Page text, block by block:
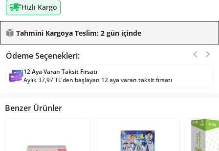
Hızlı Kargo
Tahmini Kargoya Teslim: 2 gün içinde
Ödeme Seçenekleri:
12 Aya Varan Taksit Fırsatı
Aylık 37,97 TL'den başlayan 12 aya varan taksit fırsatı
Benzer Ürünler